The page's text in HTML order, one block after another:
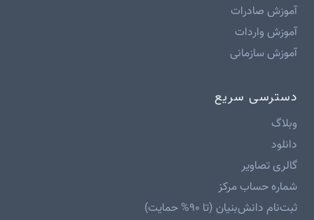
آموزش صادرات
آموزش واردات
آموزش سازمانی
دسترسی سریع
وبلاگ
دانلود
گالری تصاویر
شماره حساب مرکز
ثبت‌نام دانش‌بنیان (تا ۹۰% حمایت)